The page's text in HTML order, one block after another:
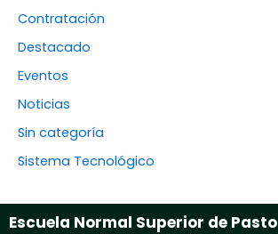
Contratación
Destacado
Eventos
Noticias
Sin categoría
Sistema Tecnológico
Escuela Normal Superior de Pasto